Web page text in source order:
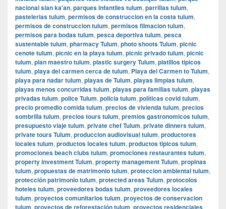
nacional sian ka'an, parques infantiles tulum, parrillas tulum,
pastelerias tulum, permisos de construccion en la costa tulum,
permisos de construccion tulum, permisos filmacion tulum,
permisos para bodas tulum, pesca deportiva tulum, pesca
sustentable tulum, pharmacy Tulum, photo shoots Tulum, picnic
cenote tulum, picnic en la playa tulum, picnic privado tulum, picnic
tulum, plan maestro tulum, plastic surgery Tulum, platillos tipicos
tulum, playa del carmen cerca de tulum, Playa del Carmen to Tulum,
playa para nadar tulum, playas de Tulum, playas limpias tulum,
playas menos concurridas tulum, playas para familias tulum, playas
privadas tulum, police Tulum, policia tulum, políticas covid tulum,
precio promedio comida tulum, precios de vivienda tulum, precios
sombrilla tulum, precios tours tulum, premios gastronomicos tulum,
presupuesto viaje tulum, private chef Tulum, private dinners tulum,
private tours Tulum, produccion audiovisual tulum, productores
locales tulum, productos locales tulum, productos tipicos tulum,
promociones beach clubs tulum, promociones restaurantes tulum,
property investment Tulum, property management Tulum, propinas
tulum, propuestas de matrimonio tulum, proteccion ambiental tulum,
protección patrimonio tulum, protected areas Tulum, protocolos
hoteles tulum, proveedores bodas tulum, proveedores locales
tulum, proyectos comunitarios tulum, proyectos de conservacion
tulum, proyectos de reforestación tulum, proyectos residenciales